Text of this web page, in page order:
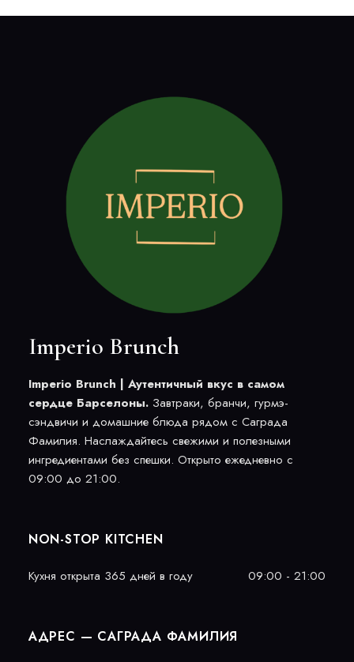
Imperio Brunch
Imperio Brunch | Аутентичный вкус в самом
сердце Барселоны. Завтраки, бранчи, гурмэ-
сэндвичи и домашние блюда рядом с Саграда
Фамилия. Наслаждайтесь свежими и полезными
ингредиентами без спешки. Открыто ежедневно с
09:00 до 21:00.
NON-STOP KITCHEN
Кухня открыта 365 дней в году 09:00 - 21:00
АДРЕС — САГРАДА ФАМИЛИЯ